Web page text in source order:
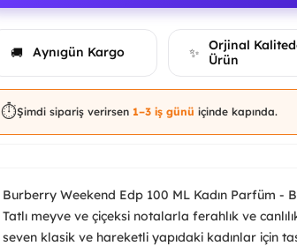
🚚 Aynıgün Kargo ✨
Orjinal
Ürün
⏱️Şimdi sipariş verirsen 1–3 iş günü içinde kapında.
Burberry Weekend Edp 100 ML Kadın Parfüm -
Tatlı meyve ve çiçeksi notalarla ferahlık ve
seven klasik ve hareketli yapıdaki kadınlar için